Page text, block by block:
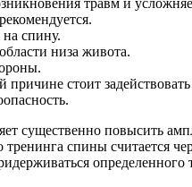
спину.
низа живота.
стоит
существенно повысить
спины считается